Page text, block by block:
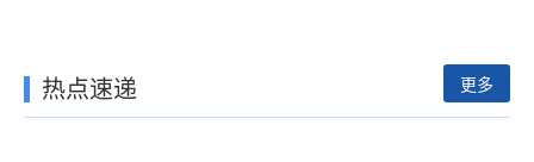
热点速递 更多